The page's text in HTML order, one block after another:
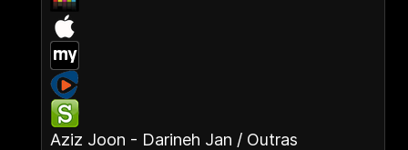
Aziz Joon - Darineh Jan / Outras